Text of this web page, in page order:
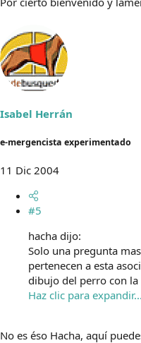
Isabel Herrán
e-mergencista experimentado
11 Dic 2004
#5
hacha dijo:
Solo una pregunta
pertenecen a esta
dibujo del perro con la
Haz clic para expandir...
No es éso Hacha, aquí